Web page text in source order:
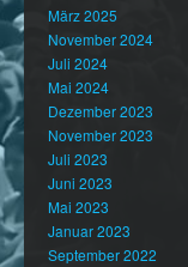
März 2025
November 2024
Juli 2024
Mai 2024
Dezember 2023
November 2023
Juli 2023
Juni 2023
Mai 2023
Januar 2023
September 2022